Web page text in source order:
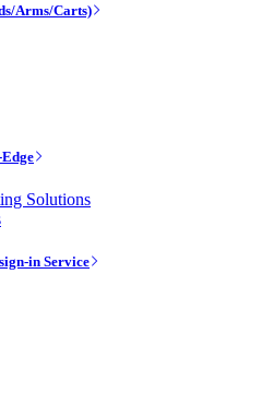
Arms/Carts)
Solutions
in Service